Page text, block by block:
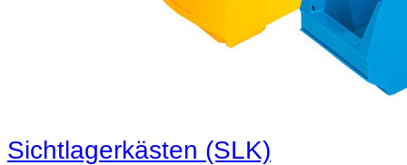
Sichtlagerkästen (SLK)